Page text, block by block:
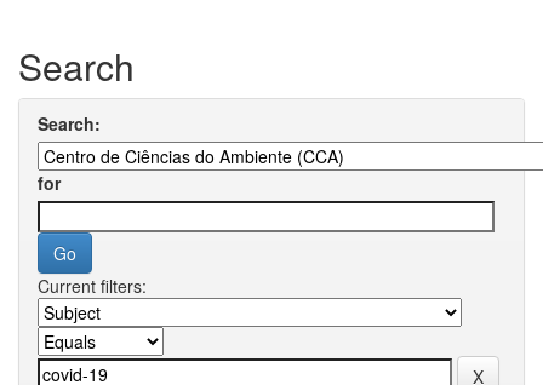
Search
Search:
for
Current filters: